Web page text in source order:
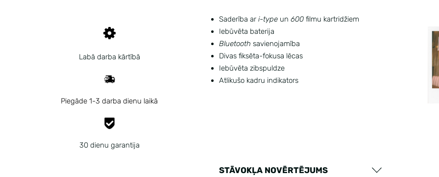
Labā darba kārtībā
Piegāde 1-3 darba dienu laikā
30 dienu garantija
Saderība ar i-typeun 600filmu kartridžiem
Iebūvēta baterija
Bluetooth savienojamība
Divas fiksēta-fokusa lēcas
Iebūvēta zibspuldze
Atlikušo kadru indikators
STĀVOKĻA NOVĒRTĒJUMS